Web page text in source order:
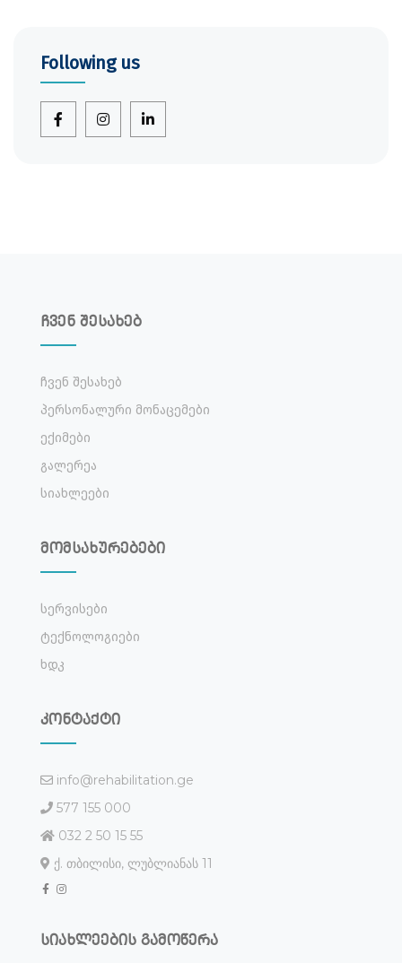
Following us
ჩვენ შესახებ
Ჩვენ Შესახებ
Პერსონალური Მონაცემები
Ექიმები
Გალერეა
Სიახლეები
მომსახურებები
Სერვისები
Ტექნოლოგიები
Ხდკ
კონტაქტი
info@rehabilitation.ge
577 155 000
032 2 50 15 55
ქ. თბილისი, ლუბლიანას 11
სიახლეების გამოწერა